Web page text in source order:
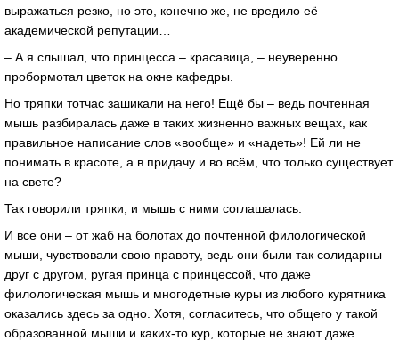
выражаться резко, но это, конечно же, не вредило её
академической репутации…
– А я слышал, что принцесса – красавица, – неуверенно
пробормотал цветок на окне кафедры.
Но тряпки тотчас зашикали на него! Ещё бы – ведь почтенная
мышь разбиралась даже в таких жизненно важных вещах, как
правильное написание слов «вообще» и «надеть»! Ей ли не
понимать в красоте, а в придачу и во всём, что только существует
на свете?
Так говорили тряпки, и мышь с ними соглашалась.
И все они – от жаб на болотах до почтенной филологической
мыши, чувствовали свою правоту, ведь они были так солидарны
друг с другом, ругая принца с принцессой, что даже
филологическая мышь и многодетные куры из любого курятника
оказались здесь за одно. Хотя, согласитесь, что общего у такой
образованной мыши и каких-то кур, которые не знают даже